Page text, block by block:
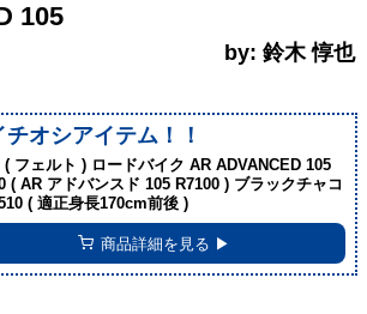
105
by: 鈴木 惇也
オシアイテム！！
( フェルト ) ロードバイク AR ADVANCED 105
( AR アドバンスド 105 R7100 ) ブラックチャコ
( 適正身長170cm前後 )
商品詳細を見る ▶︎